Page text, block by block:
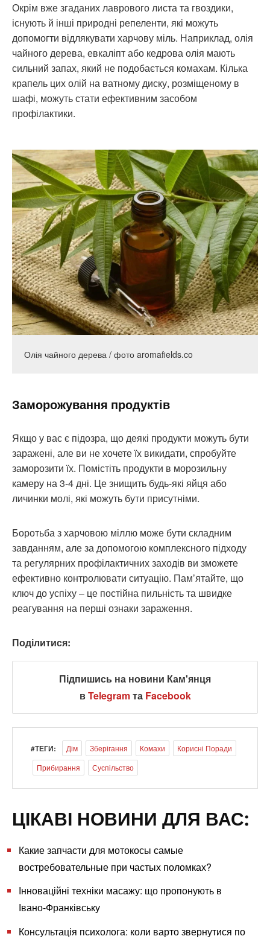
Окрім вже згаданих лаврового листа та гвоздики,
існують й інші природні репеленти, які можуть
допомогти відлякувати харчову міль. Наприклад, олія
чайного дерева, евкаліпт або кедрова олія мають
сильний запах, який не подобається комахам. Кілька
крапель цих олій на ватному диску, розміщеному в
шафі, можуть стати ефективним засобом
профілактики.
Олія чайного дерева / фото aromafields.co
Заморожування продуктів
Якщо у вас є підозра, що деякі продукти можуть бути
заражені, але ви не хочете їх викидати, спробуйте
заморозити їх. Помістіть продукти в морозильну
камеру на 3-4 дні. Це знищить будь-які яйця або
личинки молі, які можуть бути присутніми.
Боротьба з харчовою міллю може бути складним
завданням, але за допомогою комплексного підходу
та регулярних профілактичних заходів ви зможете
ефективно контролювати ситуацію. Пам’ятайте, що
ключ до успіху – це постійна пильність та швидке
реагування на перші ознаки зараження.
Поділитися:
Підпишись на новини Кам'янця
вTelegramта Facebook
#ТЕГИ: Дім Зберігання Комахи
Корисні Поради
Прибирання
Суспільство
ЦІКАВІ НОВИНИ ДЛЯ ВАС:
Какие запчасти для мотокосы самые
востребовательные при частых поломках?
Інноваційні техніки масажу: що пропонують в
Івано-Франківську
Консультація психолога: коли варто звернутися по